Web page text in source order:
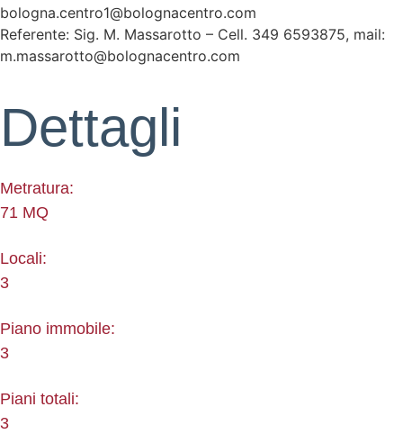
bologna.centro1@bolognacentro.com
Referente: Sig. M. Massarotto – Cell. 349 6593875, mail:
m.massarotto@bolognacentro.com
Dettagli
Metratura:
71 MQ
Locali:
3
Piano immobile:
3
Piani totali:
3